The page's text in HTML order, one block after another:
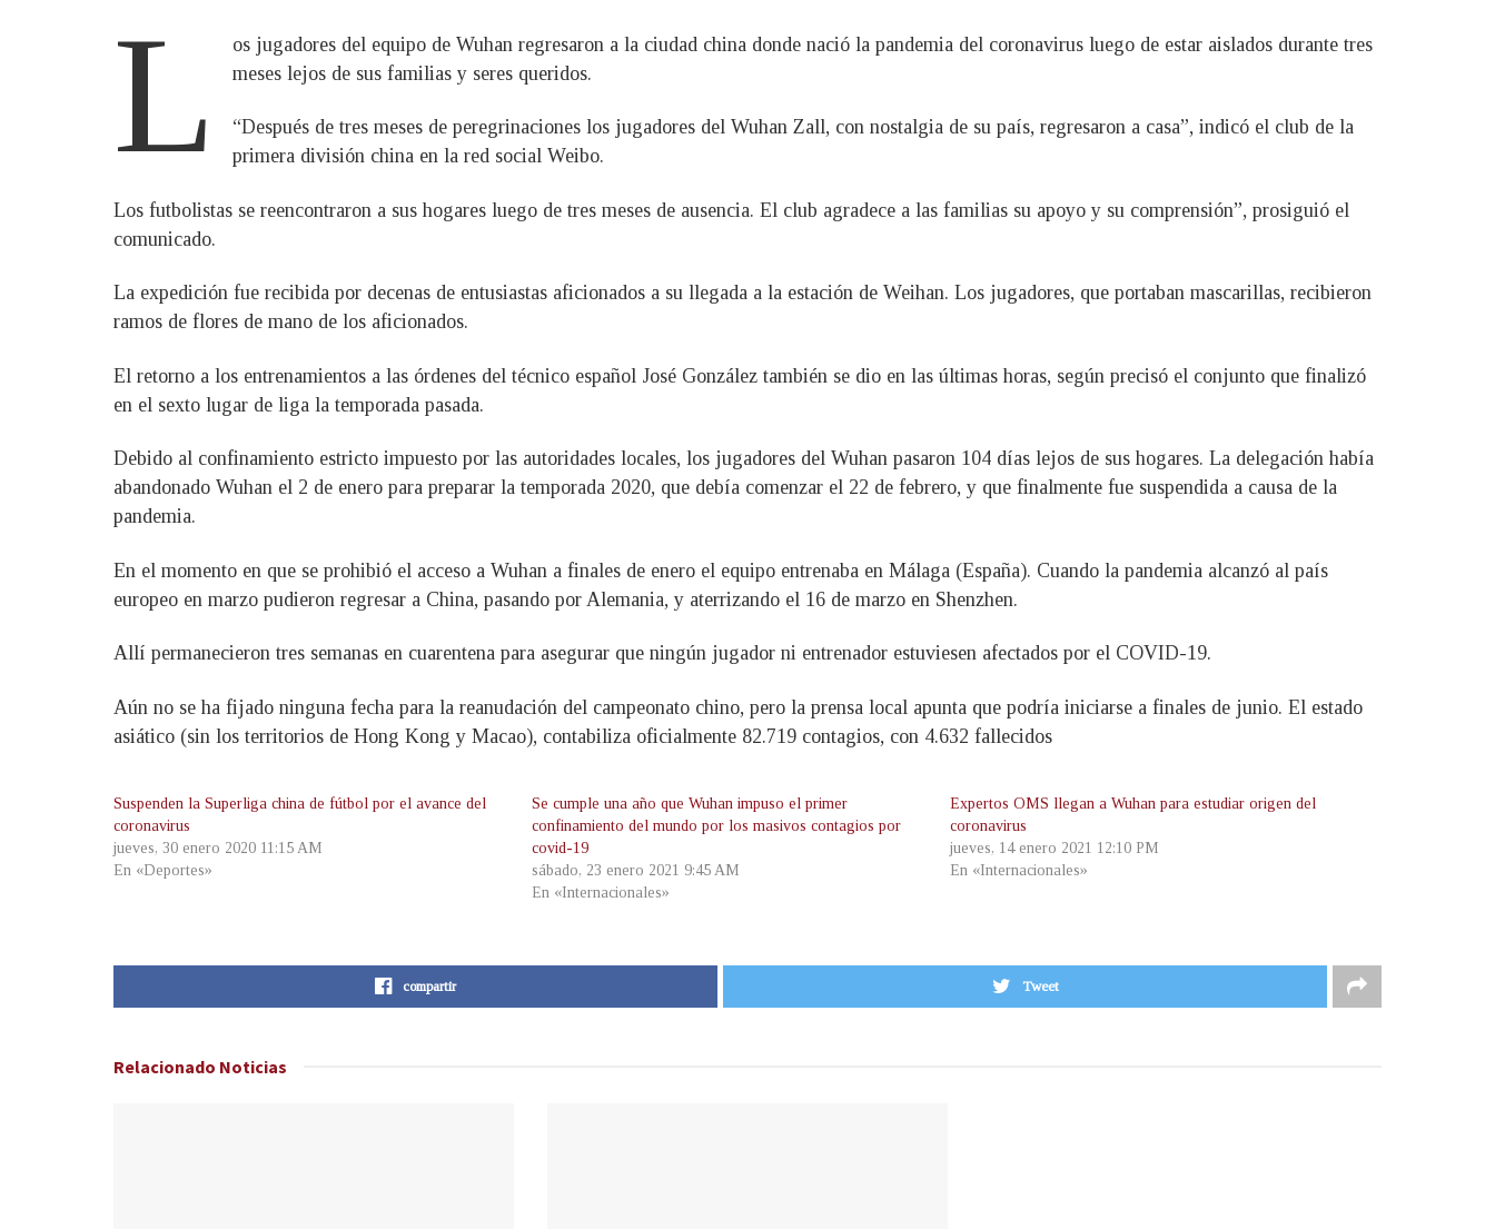
L
os jugadores del equipo de Wuhan regresaron a la ciudad china donde nació la pandemia del coronavirus luego de estar aislados durante tres
meses lejos de sus familias y seres queridos.
“Después de tres meses de peregrinaciones los jugadores del Wuhan Zall, con nostalgia de su país, regresaron a casa”, indicó el club de la
primera división china en la red social Weibo.
Los futbolistas se reencontraron a sus hogares luego de tres meses de ausencia. El club agradece a las familias su apoyo y su comprensión”, prosiguió el
comunicado.
La expedición fue recibida por decenas de entusiastas aficionados a su llegada a la estación de Weihan. Los jugadores, que portaban mascarillas, recibieron
ramos de flores de mano de los aficionados.
El retorno a los entrenamientos a las órdenes del técnico español José González también se dio en las últimas horas, según precisó el conjunto que finalizó
en el sexto lugar de liga la temporada pasada.
Debido al confinamiento estricto impuesto por las autoridades locales, los jugadores del Wuhan pasaron 104 días lejos de sus hogares. La delegación había
abandonado Wuhan el 2 de enero para preparar la temporada 2020, que debía comenzar el 22 de febrero, y que finalmente fue suspendida a causa de la
pandemia.
En el momento en que se prohibió el acceso a Wuhan a finales de enero el equipo entrenaba en Málaga (España). Cuando la pandemia alcanzó al país
europeo en marzo pudieron regresar a China, pasando por Alemania, y aterrizando el 16 de marzo en Shenzhen.
Allí permanecieron tres semanas en cuarentena para asegurar que ningún jugador ni entrenador estuviesen afectados por el COVID-19.
Aún no se ha fijado ninguna fecha para la reanudación del campeonato chino, pero la prensa local apunta que podría iniciarse a finales de junio. El estado
asiático (sin los territorios de Hong Kong y Macao), contabiliza oficialmente 82.719 contagios, con 4.632 fallecidos
Suspenden la Superliga china de fútbol por el avance del
coronavirus
jueves, 30 enero 2020 11:15 AM
En «Deportes»
Se cumple una año que Wuhan impuso el primer
confinamiento del mundo por los masivos contagios por
covid-19
sábado, 23 enero 2021 9:45 AM
En «Internacionales»
Expertos OMS llegan a Wuhan para estudiar origen del
coronavirus
jueves, 14 enero 2021 12:10 PM
En «Internacionales»
compartir Tweet
Relacionado Noticias